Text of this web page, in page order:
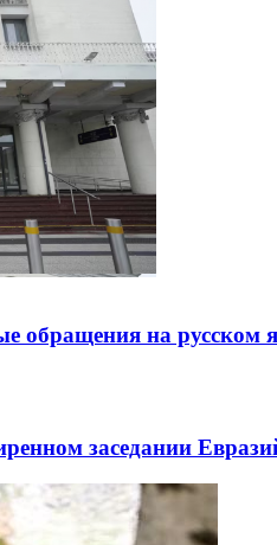
обращения на русском
заседании